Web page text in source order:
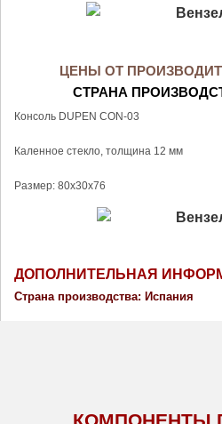
ЦЕНЫ ОТ
СТРАНА
Консоль DUPEN CON-03
Каленное стекло, толщина 12 мм
Размер: 80х30х76
ДОПОЛНИТЕЛЬНАЯ
Страна производства: Испания